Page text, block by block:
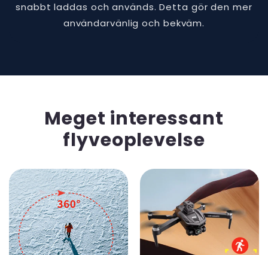
snabbt laddas och används. Detta gör den mer
användarvänlig och bekväm.
Meget interessant
flyveoplevelse